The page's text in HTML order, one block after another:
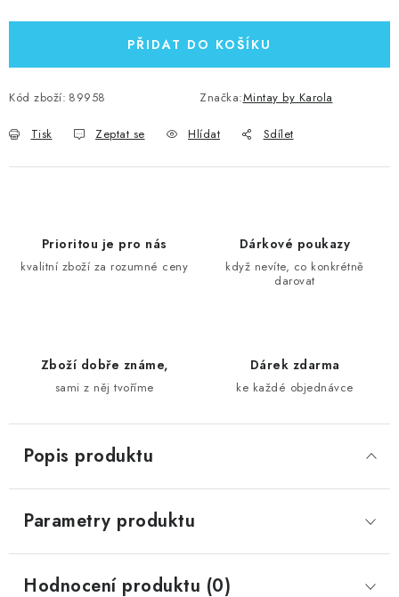
PŘIDAT DO KOŠÍKU
Kód zboží: 89958 Značka:Mintay by Karola
Tisk Zeptat se Hlídat Sdílet
Prioritou je pro nás
kvalitní zboží za rozumné ceny
Dárkové poukazy
když nevíte, co konkrétně
darovat
Zboží dobře známe,
sami z něj tvoříme
Dárek zdarma
ke každé objednávce
Popis produktu
Parametry produktu
Hodnocení produktu (0)